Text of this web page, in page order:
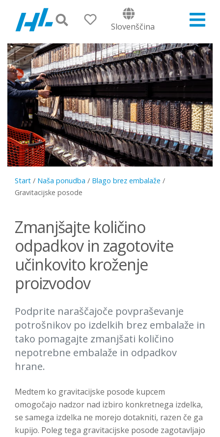
Slovenščina
Start / Naša ponudba / Blago brez embalaže /
Gravitacijske posode
Zmanjšajte količino
odpadkov in zagotovite
učinkovito kroženje
proizvodov
Podprite naraščajoče povpraševanje
potrošnikov po izdelkih brez embalaže in
tako pomagajte zmanjšati količino
nepotrebne embalaže in odpadkov
hrane.
Medtem ko gravitacijske posode kupcem
omogočajo nadzor nad izbiro konkretnega izdelka,
se samega izdelka ne morejo dotakniti, razen če ga
kupijo. Poleg tega gravitacijske posode zagotavljajo